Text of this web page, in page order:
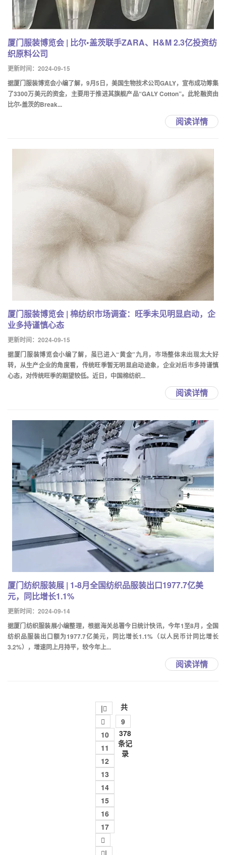
厦门服装博览会 | 比尔•盖茨联手ZARA、H&M 2.3亿投资纺
织原料公司
更新时间：2024-09-15
据厦门服装博览会小编了解，9月5日，美国生物技术公司GALY，宣布成功筹集
了3300万美元的资金，主要用于推进其旗舰产品“GALY Cotton”。此轮融资由
比尔•盖茨的Break...
阅读详情
厦门服装博览会 | 棉纺织市场调查：旺季未见明显启动，企
业多持谨慎心态
更新时间：2024-09-15
据厦门服装博览会小编了解，虽已进入“黄金”九月，市场整体未出现太大好
转，从生产企业的角度看，传统旺季暂无明显启动迹象，企业对后市多持谨慎
心态，对传统旺季的期望较低。近日，中国棉纺织...
阅读详情
厦门纺织服装展 | 1-8月全国纺织品服装出口1977.7亿美
元，同比增长1.1%
更新时间：2024-09-14
据厦门纺织服装展小编整理，根据海关总署今日统计快讯，今年1至8月，全国
纺织品服装出口额为1977.7亿美元，同比增长1.1%（以人民币计同比增长
3.2%），增速同上月持平，较今年上...
阅读详情
|

9
10
11
12
13
14
15
16
17

|
共
378
条记
录